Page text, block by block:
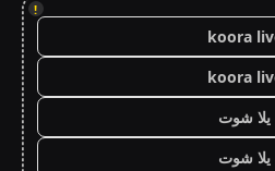
!
koora
koora
يلا شوت
يلا شوت